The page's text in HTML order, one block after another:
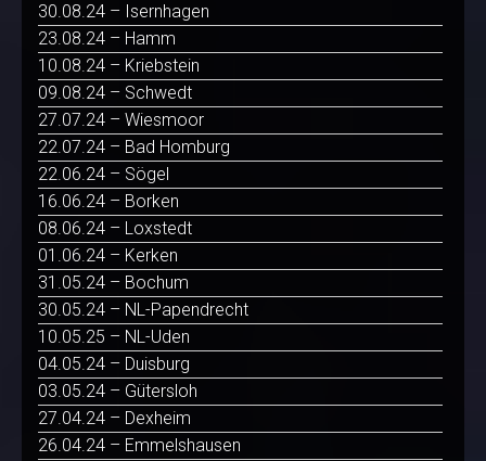
30.08.24 – Isernhagen
23.08.24 – Hamm
10.08.24 – Kriebstein
09.08.24 – Schwedt
27.07.24 – Wiesmoor
22.07.24 – Bad Homburg
22.06.24 – Sögel
16.06.24 – Borken
08.06.24 – Loxstedt
01.06.24 – Kerken
31.05.24 – Bochum
30.05.24 – NL-Papendrecht
10.05.25 – NL-Uden
04.05.24 – Duisburg
03.05.24 – Gütersloh
27.04.24 – Dexheim
26.04.24 – Emmelshausen